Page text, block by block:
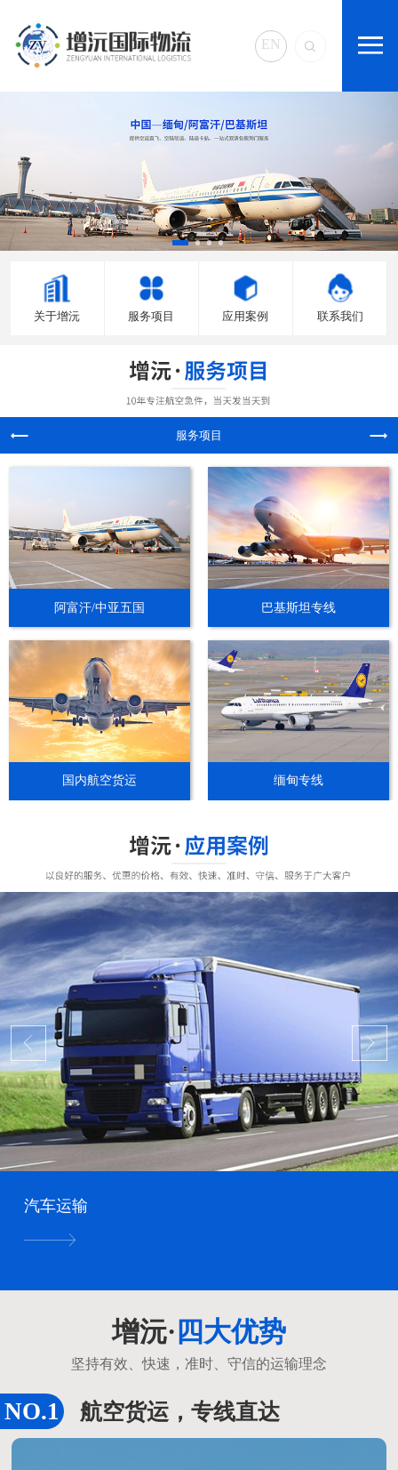
EN
关于增沅 服务项目 应用案例 联系我们
服务项目
阿富汗/中亚五国 巴基斯坦专线
国内航空货运 缅甸专线
汽车运输
增沅· 四大优势
坚持有效、快速，准时、守信的运输理念
航空货运，专线直达